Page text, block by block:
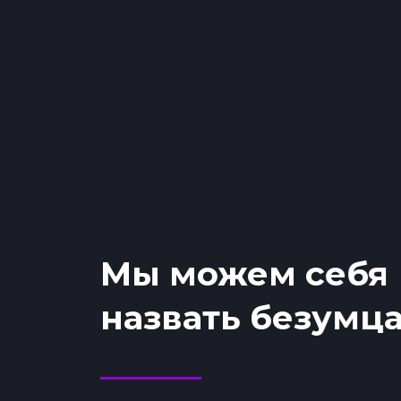
Мы можем себя
назвать